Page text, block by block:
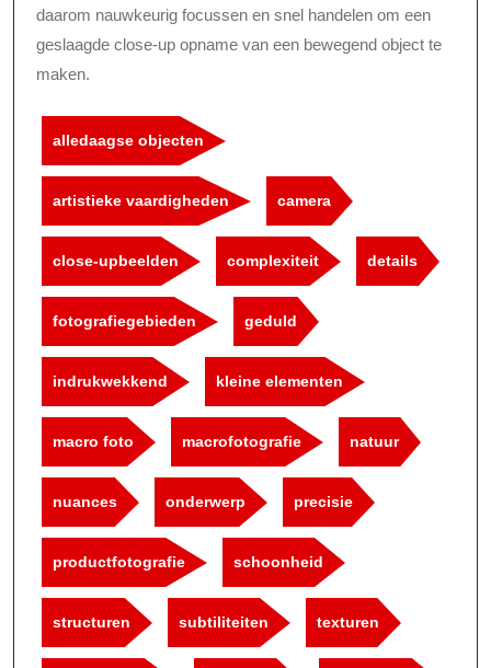
daarom nauwkeurig focussen en snel handelen om een
geslaagde close-up opname van een bewegend object te
maken.
alledaagse objecten
artistieke vaardigheden camera
close-upbeelden complexiteit details
fotografiegebieden geduld
indrukwekkend kleine elementen
macro foto macrofotografie natuur
nuances onderwerp precisie
productfotografie schoonheid
structuren subtiliteiten texturen